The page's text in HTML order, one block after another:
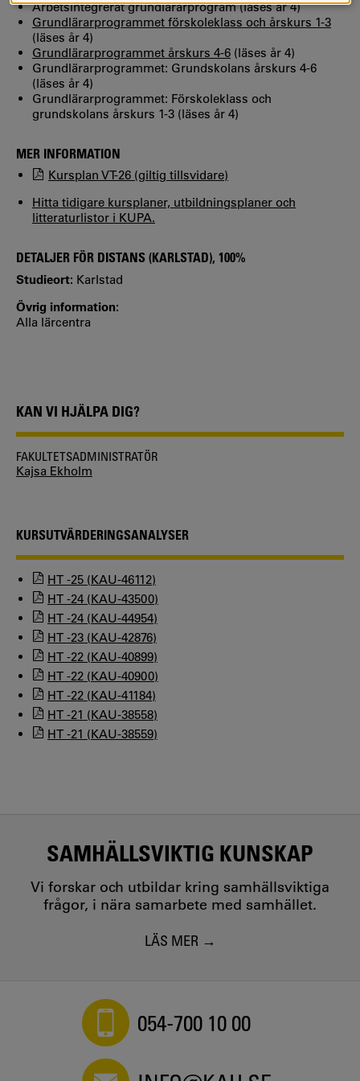
Arbetsintegrerat grundlärarprogram (läses år 4)
Grundlärarprogrammet förskoleklass och årskurs 1-3
(läses år 4)
Grundlärarprogrammet årskurs 4-6 (läses år 4)
Grundlärarprogrammet: Grundskolans årskurs 4-6
(läses år 4)
Grundlärarprogrammet: Förskoleklass och
grundskolans årskurs 1-3 (läses år 4)
MER INFORMATION
Kursplan VT-26 (giltig tillsvidare)
Hitta tidigare kursplaner, utbildningsplaner och
litteraturlistor i KUPA.
DETALJER FÖR DISTANS (KARLSTAD), 100%
Studieort: Karlstad
Övrig information:
Alla lärcentra
KAN VI HJÄLPA DIG?
FAKULTETSADMINISTRATÖR
Kajsa Ekholm
KURSUTVÄRDERINGSANALYSER
HT -25 (KAU-46112)
HT -24 (KAU-43500)
HT -24 (KAU-44954)
HT -23 (KAU-42876)
HT -22 (KAU-40899)
HT -22 (KAU-40900)
HT -22 (KAU-41184)
HT -21 (KAU-38558)
HT -21 (KAU-38559)
SAMHÄLLSVIKTIG KUNSKAP
Vi forskar och utbildar kring samhällsviktiga
frågor, i nära samarbete med samhället.
LÄS MER
054-700 10 00